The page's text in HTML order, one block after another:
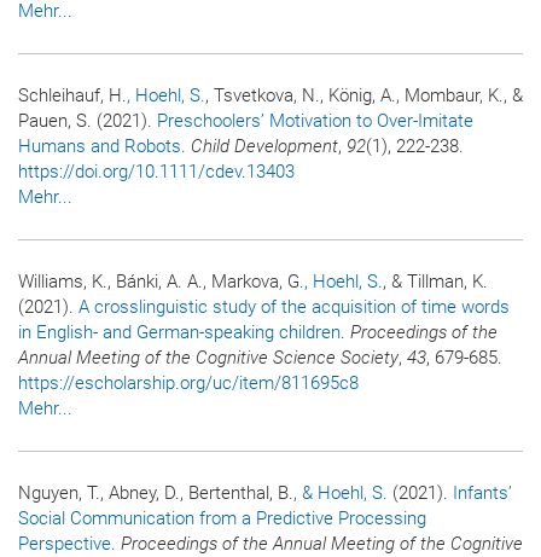
Mehr...
Schleihauf, H., Hoehl, S., Tsvetkova, N., König, A., Mombaur, K., &
Pauen, S. (2021). Preschoolers’ Motivation to Over‐Imitate
Humans and Robots. Child Development, 92(1), 222-238.
https://doi.org/10.1111/cdev.13403
Mehr...
Williams, K., Bánki, A. A., Markova, G., Hoehl, S., & Tillman, K.
(2021). A crosslinguistic study of the acquisition of time words
in English- and German-speaking children. Proceedings of the
Annual Meeting of the Cognitive Science Society, 43, 679-685.
https://escholarship.org/uc/item/811695c8
Mehr...
Nguyen, T., Abney, D., Bertenthal, B., & Hoehl, S. (2021). Infants’
Social Communication from a Predictive Processing
Perspective. Proceedings of the Annual Meeting of the Cognitive